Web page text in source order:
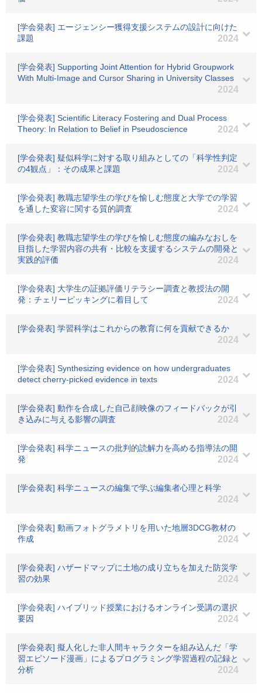
[学会発表] エージェンシー獲得支援システムの設計に向けた
課題
2024
[学会発表] Supporting Joint Attention for Hybrid Groupwork
With Multi-Image and Cursor Sharing in University Classes
2024
[学会発表] Scientific Literacy Fostering and Dual Process
Theory: In Relation to Belief in Pseudoscience
2024
[学会発表] 疑似科学に対する取り組みとしての「科学性判定
の4観点」：その成果と課題
2024
[学会発表] 教職志望学生の学びを愉しむ態度と大学での学習
を通した変容に関する質的調査
2024
[学会発表] 教職志望学生の学びを愉しむ態度の編みなおしを
目指した学習内容の共有・比較を支援するシステムの開発と
実践的評価
2024
[学会発表] 大学生の証拠評価リテラシー調査と教授法の開
発：チェリーピッキングに着目して
2024
[学会発表] 学習科学はこれからの教育に何を貢献できるか
2024
[学会発表] Synthesizing evidence on how undergraduates
detect cherry-picked evidence in texts
2024
[学会発表] 動作を合成した自己顔映像のフィードバックが引
き込みに与える影響の調査
2024
[学会発表] 科学ニュースの批判的読解力を高める指導法の開
発
2024
[学会発表] 科学ニュースの編集で学ぶ編集者心理と科学
2024
[学会発表] 動画フォトグラメトリを用いた地層3DCG教材の
作成
2024
[学会発表] ハザードマップに土地の成り立ちを加えた防災学
習の効果
2024
[学会発表] ハイブリッド授業におけるオンライン受講の選択
要因
2024
[学会発表] 擬人化した非人間キャラクターを組み込んだ「学
習エピソード漫画」によるプログラミング学習過程の記録と
分析
2024